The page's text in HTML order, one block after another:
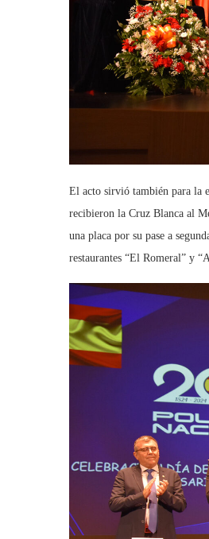
El acto sirvió también para la
recibieron la Cruz Blanca al
una placa por su pase a
restaurantes “El Romeral” y